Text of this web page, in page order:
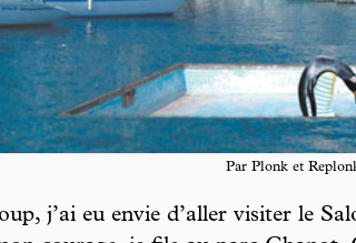
Par Plonk et
j’ai eu envie d’aller visiter le